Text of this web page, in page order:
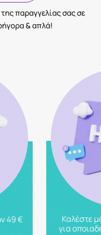
παραγγελίας σας σε
& απλά!
49 €
Καλέστε
για